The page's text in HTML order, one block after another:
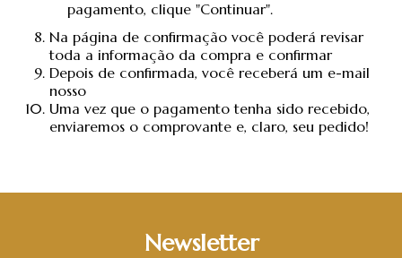
pagamento, clique "Continuar".
Na página de confirmação você poderá revisar
toda a informação da compra e confirmar
Depois de confirmada, você receberá um e-mail
nosso
Uma vez que o pagamento tenha sido recebido,
enviaremos o comprovante e, claro, seu pedido!
Newsletter